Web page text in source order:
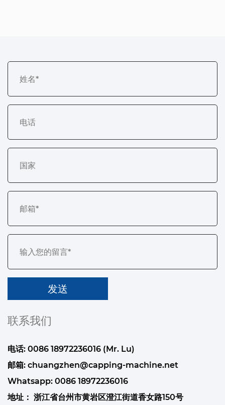
联系我们
电话: 0086 18972236016 (Mr. Lu)
邮箱: chuangzhen@capping-machine.net
Whatsapp: 0086 18972236016
地址： 浙江省台州市黄岩区澄江街道香女路150号